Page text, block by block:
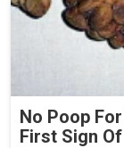
No Poop
First Sign Of